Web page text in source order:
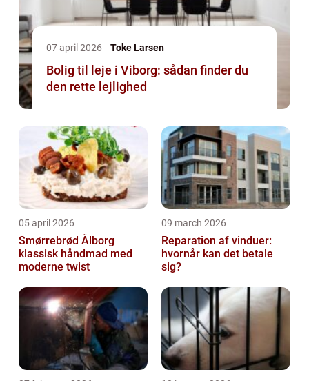
07 april 2026 Toke Larsen
Bolig til leje i Viborg: sådan finder du
den rette lejlighed
05 april 2026
Smørrebrød Ålborg
klassisk håndmad med
moderne twist
09 march 2026
Reparation af vinduer:
hvornår kan det betale
sig?